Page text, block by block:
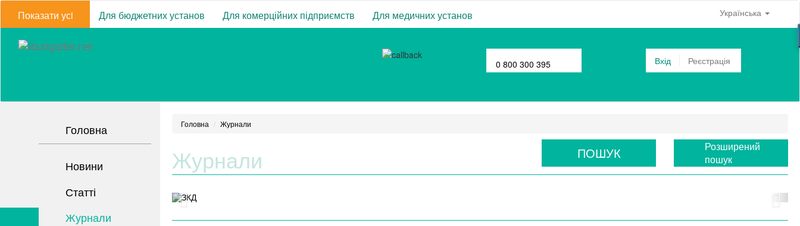
Показати усi Для бюджетних установ Для комерційних підприємств Для медичних установ Українська
0 800 300 395 Вхід Реєстрація
Головна
Новини
Статті
Журнали
Головна Журнали
Журнали ПОШУК
Розширений
пошук